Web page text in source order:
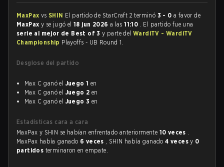
MaxPax vs SHIN El partido de StarCraft 2 terminó 3 - 0 a favor de
MaxPax y se jugó el18 jun 2026 a las11:10 . El partido fue una
serie al mejor de Best of 3y parte delWardiTV - WardiTV
Championship Playoffs - UB Round 1.
Desglose del partido
Max C ganó el Juego 1 en
Max C ganó el Juego 2 en
Max C ganó el Juego 3 en
Estadísticas cara a cara
MaxPax y SHIN se habían enfrentado anteriormente 10 veces .
MaxPax había ganado 6 veces , SHIN había ganado4 vecesy 0
partidos terminaron en empate.